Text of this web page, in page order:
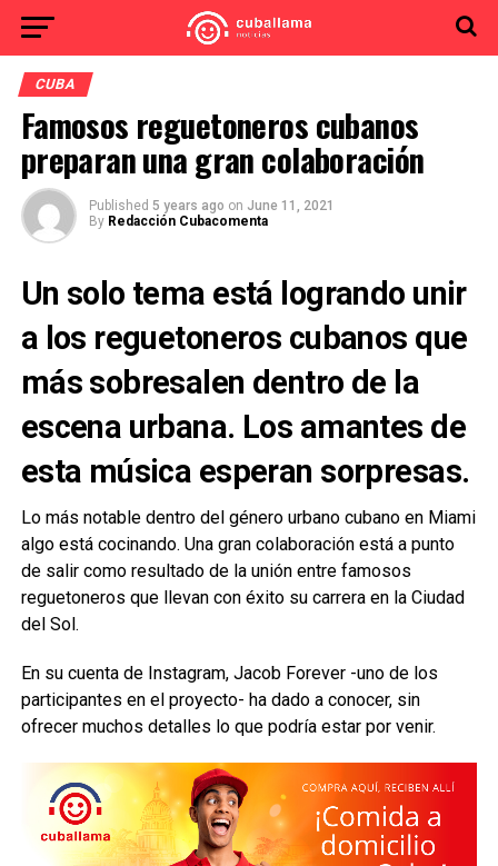
CUBA
Famosos reguetoneros cubanos
preparan una gran colaboración
Published 5 years ago on June 11, 2021
By Redacción Cubacomenta
Un solo tema está logrando unir
a los reguetoneros cubanos que
más sobresalen dentro de la
escena urbana. Los amantes de
esta música esperan sorpresas.
Lo más notable dentro del género urbano cubano en Miami
algo está cocinando. Una gran colaboración está a punto
de salir como resultado de la unión entre famosos
reguetoneros que llevan con éxito su carrera en la Ciudad
del Sol.
En su cuenta de Instagram, Jacob Forever -uno de los
participantes en el proyecto- ha dado a conocer, sin
ofrecer muchos detalles lo que podría estar por venir.